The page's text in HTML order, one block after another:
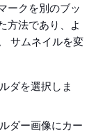
ークを別のブッ
方法であり、よ
サムネイルを変
ダを選択しま
ダー画像にカー